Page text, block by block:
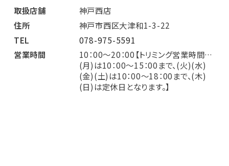
取扱店舗
神戸西店
住所
神戸市西区大津和1-3-22
TEL
078-975-5591
営業時間
10：00～20：00【トリミング営業時間…
(月)は10：00～15：00まで、(火)(水)
(金)(土)は10：00～18：00まで、(木)
(日)は定休日となります。】